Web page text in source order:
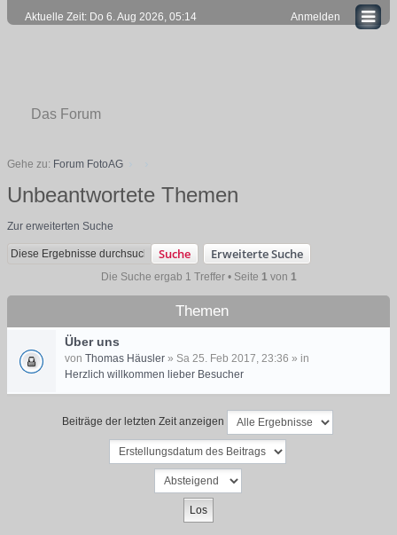
Anmelden
Aktuelle Zeit: Do 6. Aug 2026, 05:14
Das Forum
Gehe zu: Forum FotoAG
Unbeantwortete Themen
Zur erweiterten Suche
Suche Erweiterte Suche
Die Suche ergab 1 Treffer • Seite 1von 1
Themen
Über uns
von Thomas Häusler » Sa 25. Feb 2017, 23:36 » in
Herzlich willkommen lieber Besucher
Beiträge der letzten Zeit anzeigen